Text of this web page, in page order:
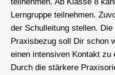
Lerngruppe teilnehmen.
der Schulleitung stellen.
Praxisbezug soll Dir schon
einen intensiven Kontakt zu
Durch die stärkere